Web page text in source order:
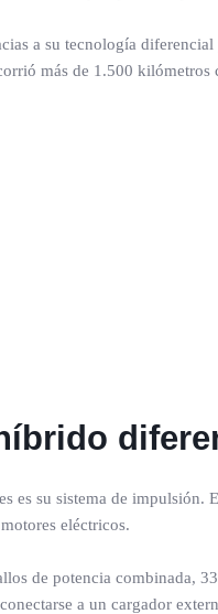
a su tecnología
más de 1.500
su sistema de
eléctricos.
de potencia combinada,
a un cargador